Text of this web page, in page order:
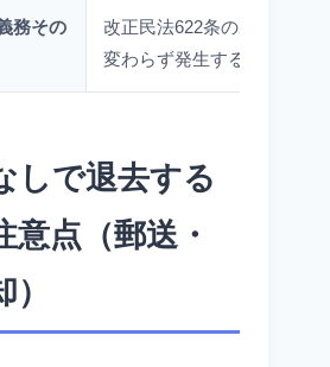
務その
改正民法622条の2に基づき
変わらず発生する
しで退去する
意点（郵送・